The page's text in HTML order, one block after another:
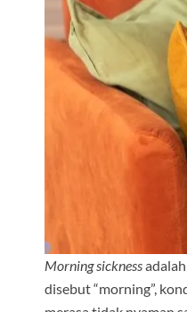
Morning sickness
disebut “morning”,